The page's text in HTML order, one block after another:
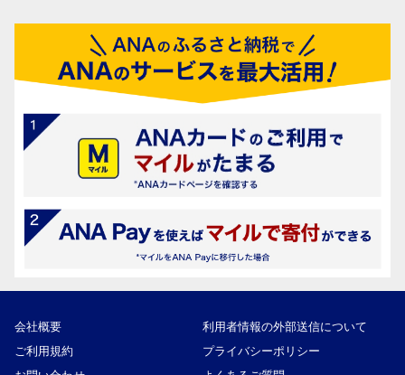
会社概要
利用者情報の外部送信について
ご利用規約
プライバシーポリシー